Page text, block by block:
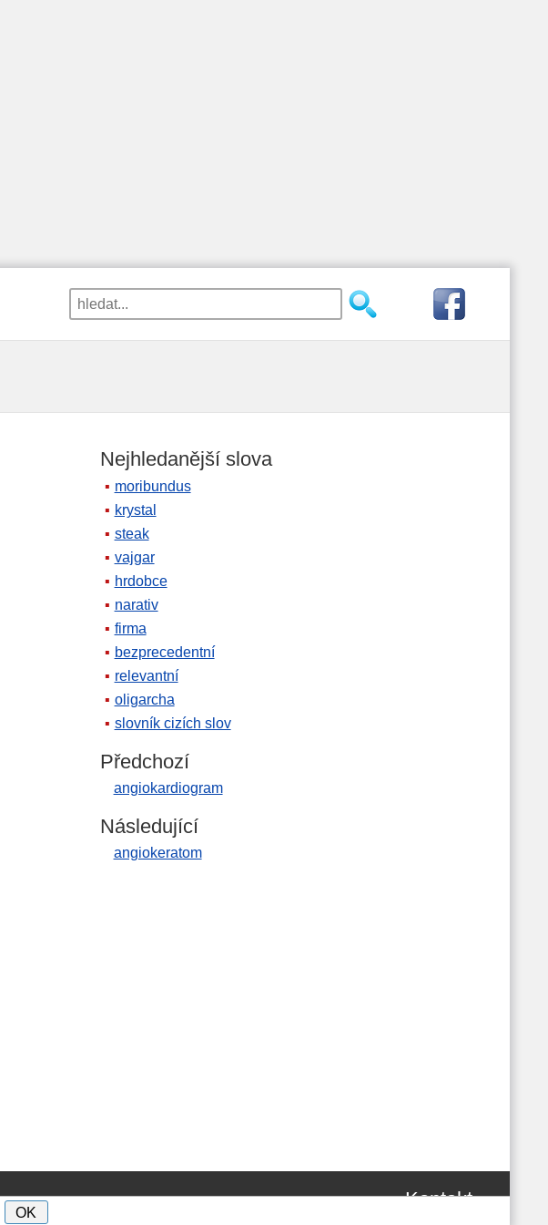
Nejhledanější slova
moribundus
krystal
steak
vajgar
hrdobce
narativ
firma
bezprecedentní
relevantní
oligarcha
slovník cizích slov
Předchozí
angiokardiogram
Následující
angiokeratom
Kontakt
OK